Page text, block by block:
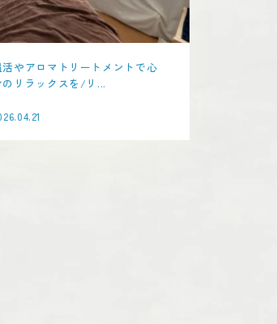
活やアロマトリートメントで心
のリラックスを/リ...